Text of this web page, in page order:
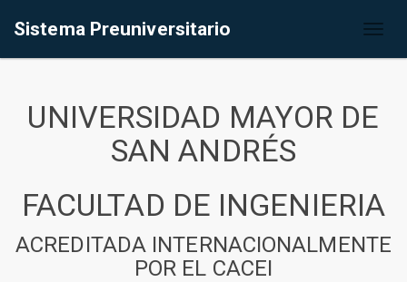
Sistema Preuniversitario
UNIVERSIDAD MAYOR DE
SAN ANDRÉS
FACULTAD DE INGENIERIA
ACREDITADA INTERNACIONALMENTE
POR EL CACEI